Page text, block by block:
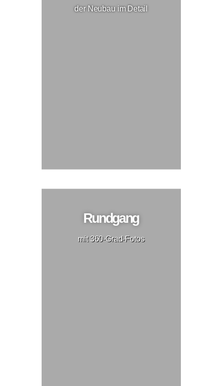
der Neubau im Detail
Rundgang
mit 360-Grad-Fotos